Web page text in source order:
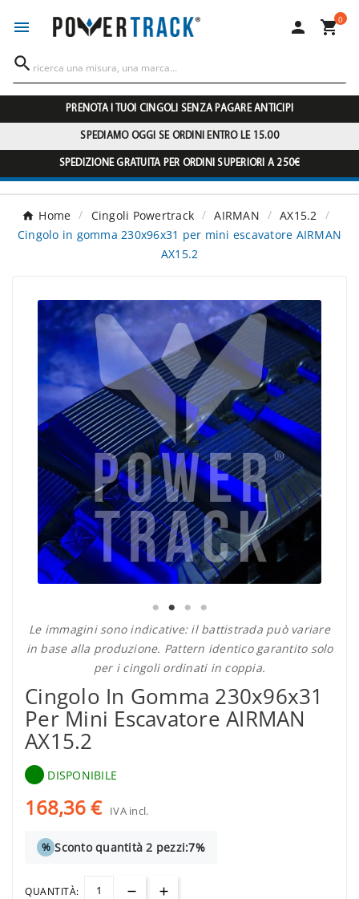
  0

PRENOTA I TUOI CINGOLI SENZA PAGARE ANTICIPI
SPEDIAMO OGGI SE ORDINI ENTRO LE 15.00
SPEDIZIONE GRATUITA PER ORDINI SUPERIORI A 250€
Home Cingoli Powertrack AIRMAN
AX15.2
Cingolo in gomma 230x96x31 per mini escavatore AIRMAN
AX15.2
Le immagini sono indicative: il battistrada può variare
in base alla produzione. Pattern identico garantito solo
per i cingoli ordinati in coppia.
Cingolo In Gomma 230x96x31
Per Mini Escavatore AIRMAN
AX15.2
DISPONIBILE
168,36 € IVA incl.
% Sconto quantità 2 pezzi:7%
QUANTITÀ: